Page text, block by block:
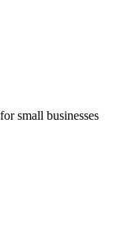
small businesses